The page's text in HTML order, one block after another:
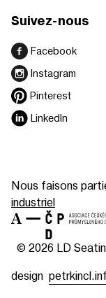
Suivez-nous
Facebook
Instagram
Pinterest
LinkedIn
Nous faisons
industriel
© 2026 LD
design